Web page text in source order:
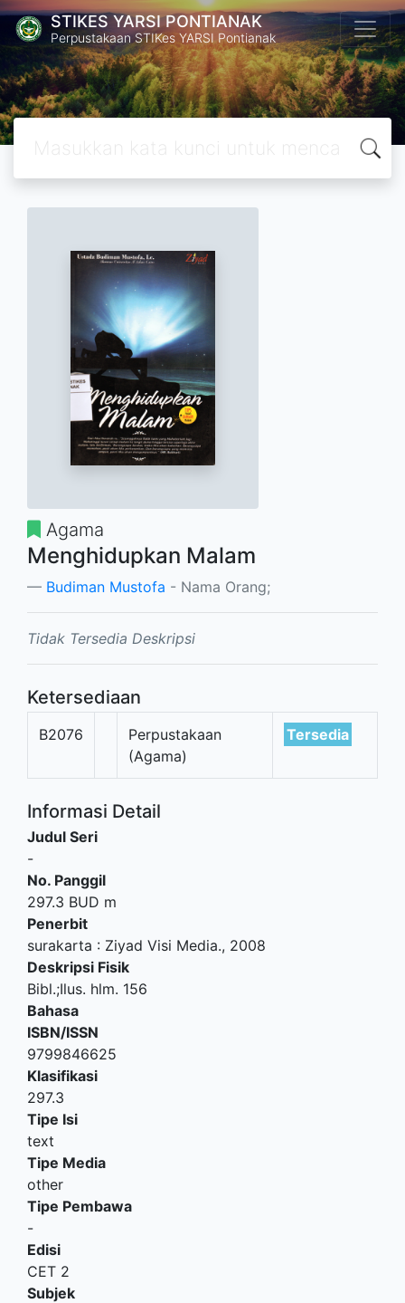
STIKES YARSI PONTIANAK
Perpustakaan STIKes YARSI Pontianak
Agama
Menghidupkan Malam
Budiman Mustofa - Nama Orang;
Tidak Tersedia Deskripsi
Ketersediaan
B2076
Perpustakaan
(Agama)
Tersedia
Informasi Detail
Judul Seri
-
No. Panggil
297.3 BUD m
Penerbit
surakarta : Ziyad Visi Media., 2008
Deskripsi Fisik
Bibl.;Ilus. hlm. 156
Bahasa
ISBN/ISSN
9799846625
Klasifikasi
297.3
Tipe Isi
text
Tipe Media
other
Tipe Pembawa
-
Edisi
CET 2
Subjek